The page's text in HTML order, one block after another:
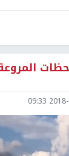
2018-